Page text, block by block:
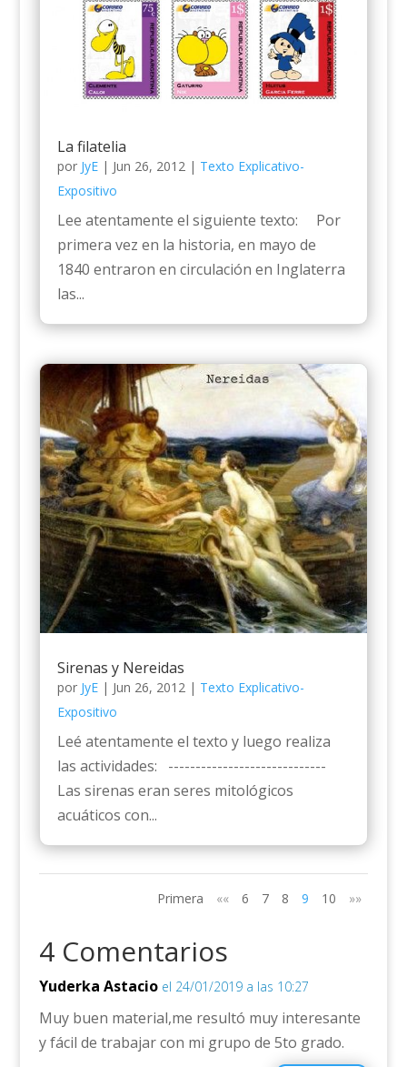
La filatelia
por JyE| Jun 26, 2012| Texto Explicativo-
Expositivo
Lee atentamente el siguiente texto: Por
primera vez en la historia, en mayo de
1840 entraron en circulación en Inglaterra
las...
Sirenas y Nereidas
por JyE| Jun 26, 2012| Texto Explicativo-
Expositivo
Leé atentamente el texto y luego realiza
las actividades: -----------------------------
Las sirenas eran seres mitológicos
acuáticos con...
Primera «« 6 7 8 9 10 »»
4 Comentarios
Yuderka Astacio el 24/01/2019 a las 10:27
Muy buen material,me resultó muy interesante
y fácil de trabajar con mi grupo de 5to grado.